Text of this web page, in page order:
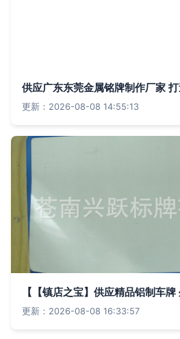
更新：2026-08-08 14:55:13
更新：2026-08-08 16:33:57